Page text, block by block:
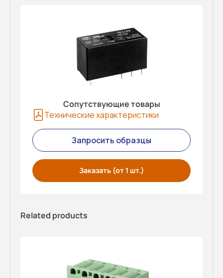
Сопутствующие товары
Технические характеристики
Запросить образцы
Заказать (от 1 шт.)
Related products